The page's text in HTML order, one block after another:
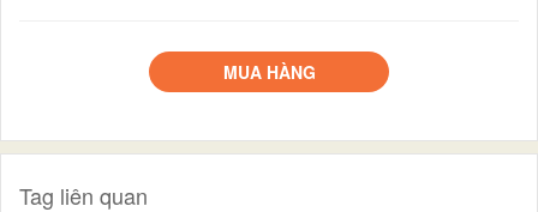
MUA HÀNG
Tag liên quan